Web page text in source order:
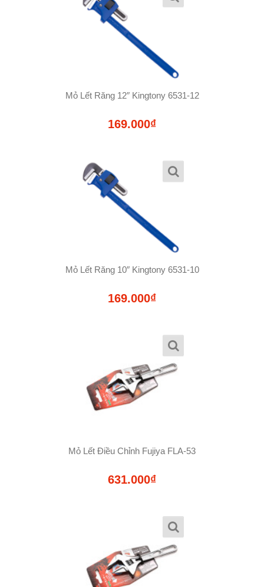
Mỏ Lết Răng 12″ Kingtony 6531-12
169.000₫
Mỏ Lết Răng 10″ Kingtony 6531-10
169.000₫
Mỏ Lết Điều Chỉnh Fujiya FLA-53
631.000₫